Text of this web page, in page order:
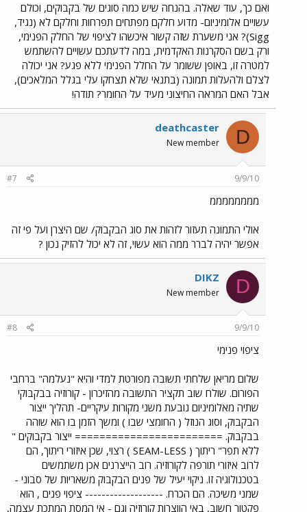
ואם כך, עוד שאלה. בהנחה שיש כמה סוגים של בקבוקים, וכולם
עשויים אלומיניום- מדוע חלקם מפתחים תפרחות וחלקם לא (נגיד,
Sigg)? אני משערת שזה קשור איכשהו לציפוי של החלק הפנימי,
ורק בשם הסקרנות האקדמית, במה לדעתכם עשויים להשתמש
למטרה זו, באופן ששומר על החלל הפנימי ללא פגע? אני יכולה
לצלם ולהעלות תמונה (בתנאי שלא תצחקו עלי בגלל המלאכים),
אבל האם המראה החיצוני מעיד על החומר? תודה!
D
deathcaster
New member
9/9/10
#7
ממממממממ
אולי התמונה תעזור לזהות את סוג הבקבוק/ שם היצרן ועל פי זה
אפשר יהיה לברר ממה הוא עשוי, זה לא יכול להזיק נכון ?
D
DIKZ
New member
9/9/10
#8
ציפוי פנימי
שלום מריאן שלחתי תשובה מפורטת למדי והיא "נעלמה" ברחבי
הפורום. שולח שוב תקציר התשובה מהזיכרון - קורוזיה בבקבוקי
שתיה מאלומיניום נובעת משני מקורות עיקריים- תהליך ייצור
הבקבוק, וסוג הנוזל ( החומצי שבו ) ומשך הזמן בו הוא שוהה
בבקבוק. ======================== ייצור בקבוקים "
ללא תפר" ריתוך ( SEAM-LESS ) רצוי, שכן איזורי ריתוך, הם
לרוב איזורי תורפה לקורוזיה. רוב הייצרנים אכן משתמשים
בטכנולוגיה זו. ניקוי יעיל של פנים הבקבוק משאריות של סבוני -
שמני משיכה. הם הכרח. ------------------- ציפוי פנים , הוא
פקטור חשוב, באי הווצרות קורוזיה וגם - אי המסת המתכת עצמה,